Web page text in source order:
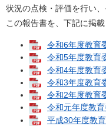
状況の点検・評価を行い、
この報告書を、下記に掲載
令和6年度教育
令和5年度教育
令和4年度教育
令和3年度教育
令和2年度教育
令和元年度教
平成30年度教